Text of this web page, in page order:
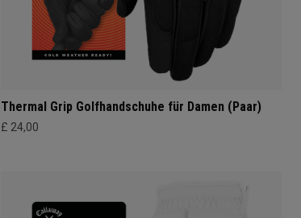
Thermal Grip Golfhandschuhe für Damen (Paar)
£ 24,00